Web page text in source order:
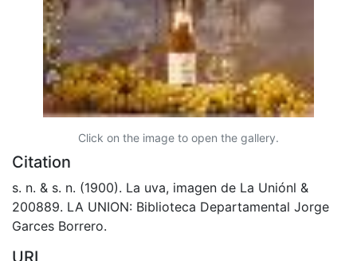
Click on the image to open the gallery.
Citation
s. n. & s. n. (1900). La uva, imagen de La Uniónl &
200889. LA UNION: Biblioteca Departamental Jorge
Garces Borrero.
URI